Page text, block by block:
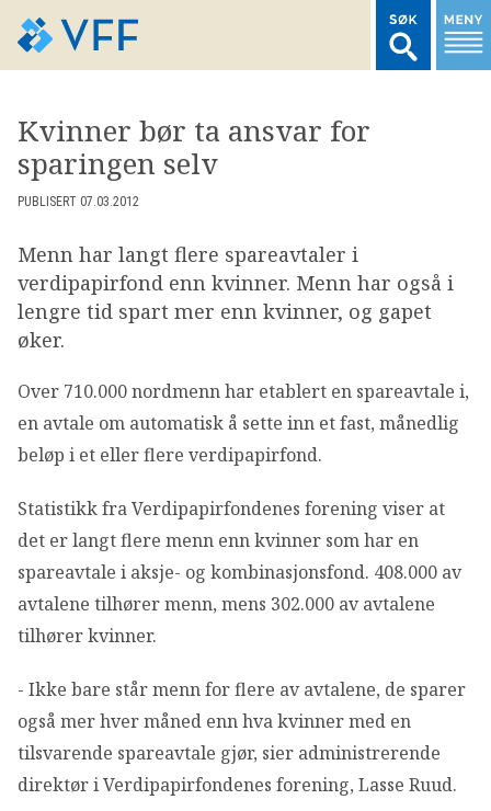
LOGG INN MEDLEMSNETT
MARKEDSSTATISTIKK
FONDSDATA
AKTUELT
OM VFF
DEN LILLE FONDSHÅNDBOKEN
IN ENGLISH
Kvinner bør ta ansvar for
sparingen selv
PUBLISERT 07.03.2012
Menn har langt flere spareavtaler i
verdipapirfond enn kvinner. Menn har også i
lengre tid spart mer enn kvinner, og gapet
øker.
Over 710.000 nordmenn har etablert en spareavtale i,
en avtale om automatisk å sette inn et fast, månedlig
beløp i et eller flere verdipapirfond.
Statistikk fra Verdipapirfondenes forening viser at
det er langt flere menn enn kvinner som har en
spareavtale i aksje- og kombinasjonsfond. 408.000 av
avtalene tilhører menn, mens 302.000 av avtalene
tilhører kvinner.
- Ikke bare står menn for flere av avtalene, de sparer
også mer hver måned enn hva kvinner med en
tilsvarende spareavtale gjør, sier administrerende
direktør i Verdipapirfondenes forening, Lasse Ruud.